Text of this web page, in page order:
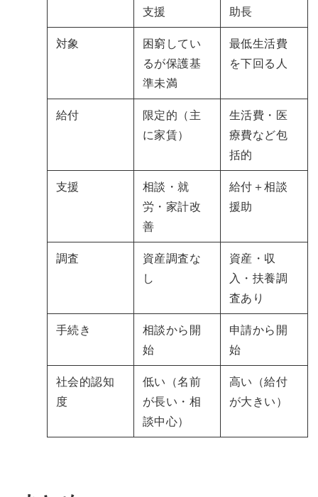
支援
助長
対象
困窮してい
るが保護基
準未満
最低生活費
を下回る人
給付
限定的（主
に家賃）
生活費・医
療費など包
括的
支援
相談・就
労・家計改
善
給付＋相談
援助
調査
資産調査な
し
資産・収
入・扶養調
査あり
手続き
相談から開
始
申請から開
始
社会的認知
度
低い（名前
が長い・相
談中心）
高い（給付
が大きい）